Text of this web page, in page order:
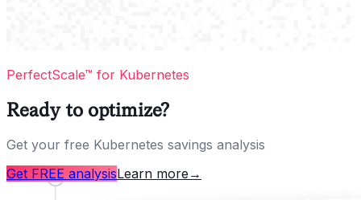
PerfectScale™ for Kubernetes
Ready to optimize?
Get your free Kubernetes savings analysis
Get FREE analysisLearn more →